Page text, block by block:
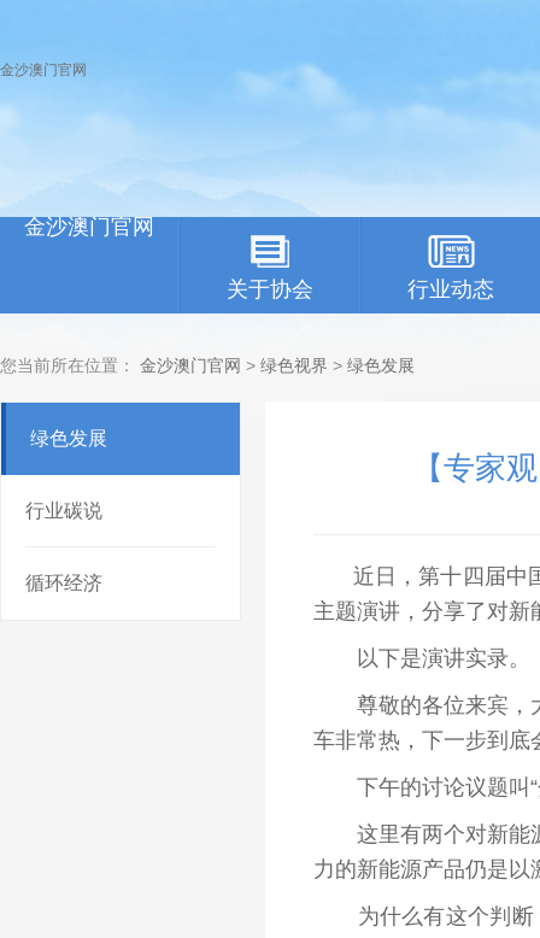
金沙澳门官网
金沙澳门官网
关于协会 行业动态
您当前所在位置： 金沙澳门官网 > 绿色视界 > 绿色发展
绿色发展
行业碳说
循环经济
【专家
近日 ，第十四届
主题演讲，分享了对新
以下是演讲实录。
尊敬的各位来宾，大
车非常热，下一步到底
下午的讨论议题叫“
这里有两个对新能
力的新能源产品仍是
为什么有这个判断？